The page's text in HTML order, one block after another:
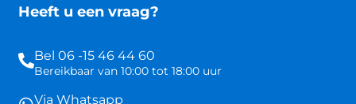
Heeft u een vraag?
Bel 06 -15 46 44 60
Bereikbaar van 10:00 tot 18:00 uur
Via Whatsapp